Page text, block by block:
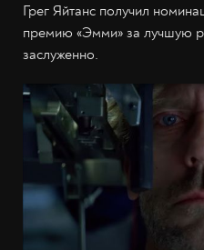
Грег Яйтанс получил
премию «Эмми» за лучшую
заслуженно.